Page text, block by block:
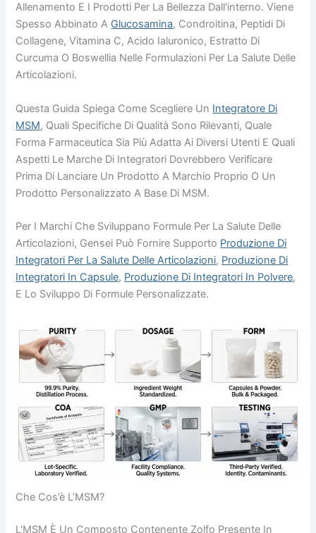
Allenamento E I Prodotti Per La Bellezza Dall'interno. Viene
Spesso Abbinato A Glucosamina, Condroitina, Peptidi Di
Collagene, Vitamina C, Acido Ialuronico, Estratto Di
Curcuma O Boswellia Nelle Formulazioni Per La Salute Delle
Articolazioni.
Questa Guida Spiega Come Scegliere Un Integratore Di
MSM, Quali Specifiche Di Qualità Sono Rilevanti, Quale
Forma Farmaceutica Sia Più Adatta Ai Diversi Utenti E Quali
Aspetti Le Marche Di Integratori Dovrebbero Verificare
Prima Di Lanciare Un Prodotto A Marchio Proprio O Un
Prodotto Personalizzato A Base Di MSM.
Per I Marchi Che Sviluppano Formule Per La Salute Delle
Articolazioni, Gensei Può Fornire Supporto Produzione Di
Integratori Per La Salute Delle Articolazioni, Produzione Di
Integratori In Capsule, Produzione Di Integratori In Polvere,
E Lo Sviluppo Di Formule Personalizzate.
Che Cos’è L’MSM?
L'MSM È Un Composto Contenente Zolfo Presente In